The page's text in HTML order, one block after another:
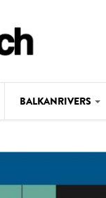
BALKANRIVERS